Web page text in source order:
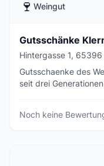
🍷 Weingut
Gutsschänke
Hintergasse 1, 65396
Gutsschaenke des
seit drei
Noch keine